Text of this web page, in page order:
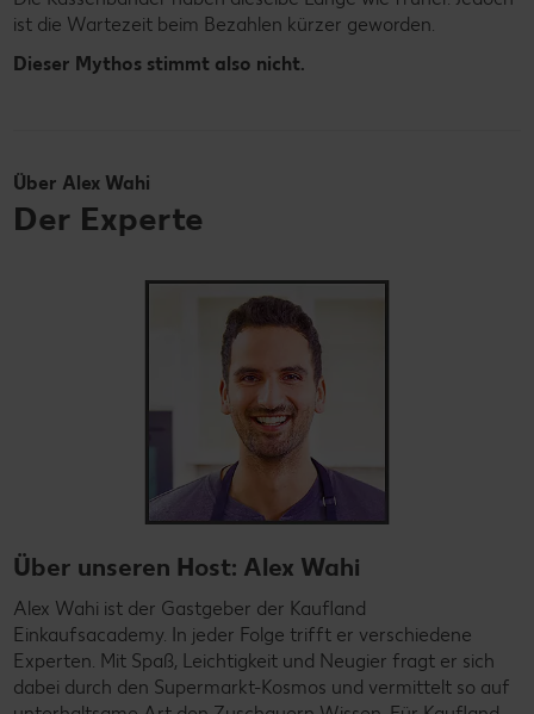
ist die Wartezeit beim Bezahlen kürzer geworden.
Dieser Mythos stimmt also nicht.
Über Alex Wahi
Der Experte
Über unseren Host: Alex Wahi
Alex Wahi ist der Gastgeber der Kaufland
Einkaufsacademy. In jeder Folge trifft er verschiedene
Experten. Mit Spaß, Leichtigkeit und Neugier fragt er sich
dabei durch den Supermarkt-Kosmos und vermittelt so auf